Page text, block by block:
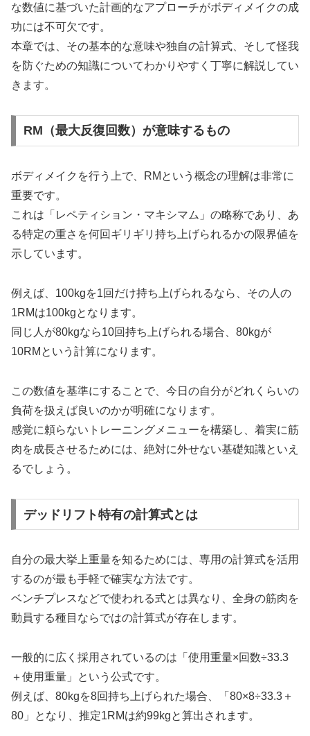
な数値に基づいた計画的なアプローチがボディメイクの成
功には不可欠です。
本章では、その基本的な意味や独自の計算式、そして怪我
を防ぐための知識についてわかりやすく丁寧に解説してい
きます。
RM（最大反復回数）が意味するもの
ボディメイクを行う上で、RMという概念の理解は非常に
重要です。
これは「レペティション・マキシマム」の略称であり、あ
る特定の重さを何回ギリギリ持ち上げられるかの限界値を
示しています。
例えば、100kgを1回だけ持ち上げられるなら、その人の
1RMは100kgとなります。
同じ人が80kgなら10回持ち上げられる場合、80kgが
10RMという計算になります。
この数値を基準にすることで、今日の自分がどれくらいの
負荷を扱えば良いのかが明確になります。
感覚に頼らないトレーニングメニューを構築し、着実に筋
肉を成長させるためには、絶対に外せない基礎知識といえ
るでしょう。
デッドリフト特有の計算式とは
自分の最大挙上重量を知るためには、専用の計算式を活用
するのが最も手軽で確実な方法です。
ベンチプレスなどで使われる式とは異なり、全身の筋肉を
動員する種目ならではの計算式が存在します。
一般的に広く採用されているのは「使用重量×回数÷33.3
＋使用重量」という公式です。
例えば、80kgを8回持ち上げられた場合、「80×8÷33.3＋
80」となり、推定1RMは約99kgと算出されます。